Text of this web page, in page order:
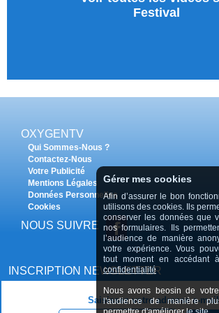
Festival
OXYGENTV
Qui Sommes-Nous ?
Contactez-Nous
Votre Publicité
Mentions Légales
Données Personnelles
Cookies
NOUS SUIVRE
INSCRIPTION NEWSLETTER
Saisissez votre adresse e-
Gérer mes cookies
Afin d’assurer le bon
utilisons des cookies. Ils
conserver les données que
nos formulaires. Ils
l’audience de manière
votre expérience. Vous
tout moment en accédant
confidentialité
Nous avons beosin de
l'audience de manière